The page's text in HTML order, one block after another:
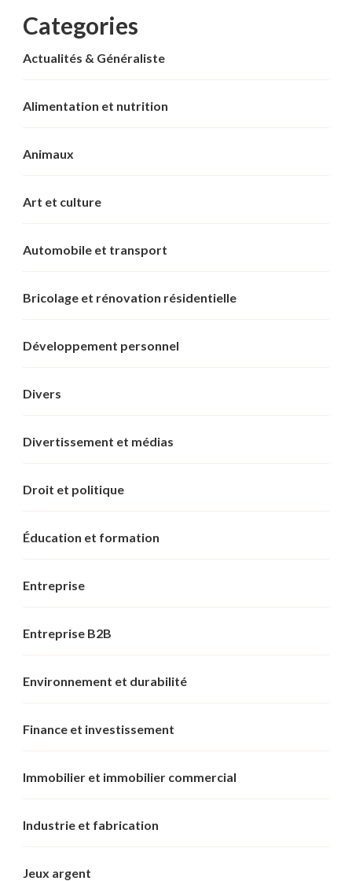
Categories
Actualités & Généraliste
Alimentation et nutrition
Animaux
Art et culture
Automobile et transport
Bricolage et rénovation résidentielle
Développement personnel
Divers
Divertissement et médias
Droit et politique
Éducation et formation
Entreprise
Entreprise B2B
Environnement et durabilité
Finance et investissement
Immobilier et immobilier commercial
Industrie et fabrication
Jeux argent